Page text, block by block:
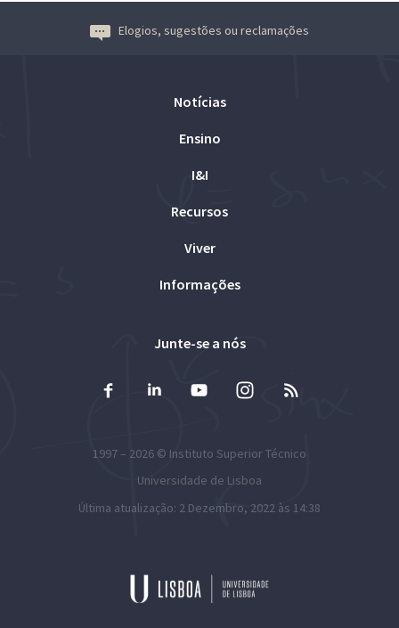
Elogios, sugestões ou reclamações
Notícias
Ensino
I&I
Recursos
Viver
Informações
Junte-se a nós
1997 – 2026 © Instituto Superior Técnico
Universidade de Lisboa
Última atualização: 2 Dezembro, 2022 às 14:38